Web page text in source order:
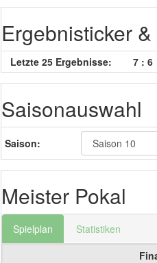
Ergebnisticker
Letzte 25 Ergebnisse: 7 : 6
Saisonauswahl
Saison:
Meister Pokal
Spielplan
Statistiken